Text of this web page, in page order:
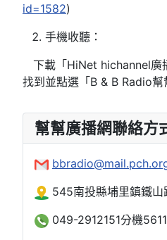
id=1582)
手機收聽：
下載「HiNet hichannel廣
找到並點選「B & B Radio
幫幫廣播網聯絡方
545南投縣埔里鎮鐵山
049-2912151分機5611